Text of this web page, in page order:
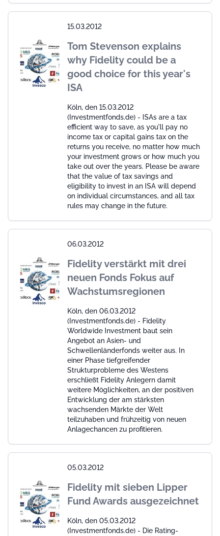
15.03.2012
Tom Stevenson explains
why Fidelity could be a
good choice for this year's
ISA
Köln, den 15.03.2012
(Investmentfonds.de) - ISAs are a tax
efficient way to save, as you'll pay no
income tax or capital gains tax on the
returns you receive, no matter how much
your investment grows or how much you
take out over the years. Please be aware
that the value of tax savings and
eligibility to invest in an ISA will depend
on individual circumstances, and all tax
rules may change in the future.
06.03.2012
Fidelity verstärkt mit drei
neuen Fonds Fokus auf
Wachstumsregionen
Köln, den 06.03.2012
(Investmentfonds.de) - Fidelity
Worldwide Investment baut sein
Angebot an Asien- und
Schwellenländerfonds weiter aus. In
einer Phase tiefgreifender
Strukturprobleme des Westens
erschließt Fidelity Anlegern damit
weitere Möglichkeiten, an der positiven
Entwicklung der am stärksten
wachsenden Märkte der Welt
teilzuhaben und frühzeitig von neuen
Anlagechancen zu profitieren.
05.03.2012
Fidelity mit sieben Lipper
Fund Awards ausgezeichnet
Köln, den 05.03.2012
(Investmentfonds.de) - Die Rating-